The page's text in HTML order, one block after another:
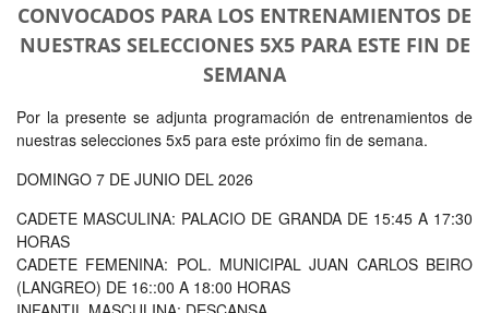
CONVOCADOS PARA LOS ENTRENAMIENTOS DE
NUESTRAS SELECCIONES 5X5 PARA ESTE FIN DE
SEMANA
Por la presente se adjunta programación de entrenamientos de
nuestras selecciones 5x5 para este próximo fin de semana.
DOMINGO 7 DE JUNIO DEL 2026
CADETE MASCULINA: PALACIO DE GRANDA DE 15:45 A 17:30
HORAS
CADETE FEMENINA: POL. MUNICIPAL JUAN CARLOS BEIRO
(LANGREO) DE 16::00 A 18:00 HORAS